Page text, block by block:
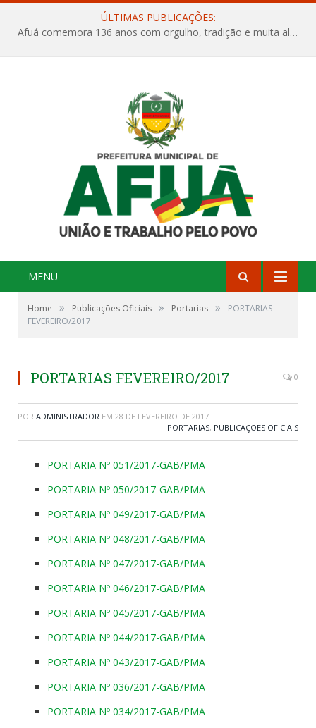
ÚLTIMAS PUBLICAÇÕES:
Afuá comemora 136 anos com orgulho, tradição e muita alegria na Quadra Dr. Nelson Salomão
MENU
Home » Publicações Oficiais » Portarias »
PORTARIAS
FEVEREIRO/2017
PORTARIAS FEVEREIRO/2017 0
POR ADMINISTRADOR EM 28 DE FEVEREIRO DE 2017
PORTARIAS, PUBLICAÇÕES OFICIAIS
PORTARIA Nº 051/2017-GAB/PMA
PORTARIA Nº 050/2017-GAB/PMA
PORTARIA Nº 049/2017-GAB/PMA
PORTARIA Nº 048/2017-GAB/PMA
PORTARIA Nº 047/2017-GAB/PMA
PORTARIA Nº 046/2017-GAB/PMA
PORTARIA Nº 045/2017-GAB/PMA
PORTARIA Nº 044/2017-GAB/PMA
PORTARIA Nº 043/2017-GAB/PMA
PORTARIA Nº 036/2017-GAB/PMA
PORTARIA Nº 034/2017-GAB/PMA